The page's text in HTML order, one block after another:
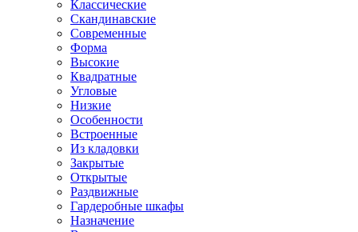
Классические
Скандинавские
Современные
Форма
Высокие
Квадратные
Угловые
Низкие
Особенности
Встроенные
Из кладовки
Закрытые
Открытые
Раздвижные
Гардеробные шкафы
Назначение